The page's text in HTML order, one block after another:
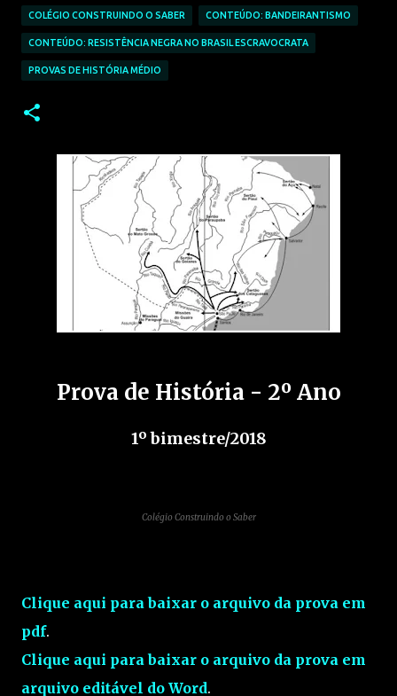
0
COLÉGIO CONSTRUINDO O SABER CONTEÚDO: BANDEIRANTISMO
CONTEÚDO: RESISTÊNCIA NEGRA NO BRASIL ESCRAVOCRATA
PROVAS DE HISTÓRIA MÉDIO
Prova de História - 2º Ano
1º bimestre/2018
Colégio Construindo o Saber
Clique aqui para baixar o arquivo da prova em
pdf.
Clique aqui para baixar o arquivo da prova em
arquivo editável do Word.